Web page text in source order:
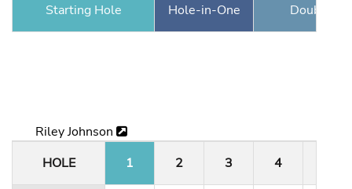
Starting Hole Hole-in-One Double
Riley Johnson
HOLE
1 2 3 4